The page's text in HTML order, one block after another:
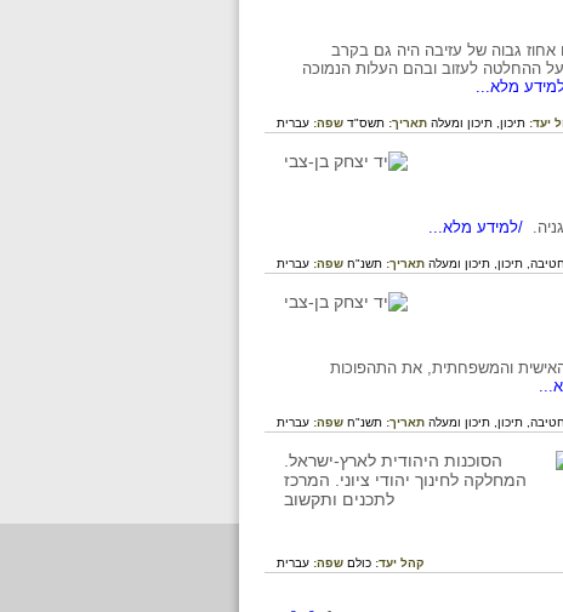
גבוה של עזיבה היה גם בקרב
על ההחלטה לעזוב ובהם העלות הנמוכה
מלא...
יעד: תיכון, תיכון ומעלה תאריך: תשס"ד שפה: עברית
/למידע מלא...
חטיבה, תיכון, תיכון ומעלה תאריך: תשנ"ח שפה: עברית
והמשפחתית, את התהפוכות
חטיבה, תיכון, תיכון ומעלה תאריך: תשנ"ח שפה: עברית
קהל יעד: כולם שפה: עברית